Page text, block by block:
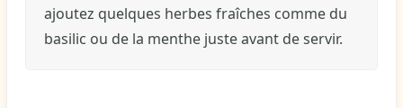
ajoutez quelques herbes fraîches comme du
basilic ou de la menthe juste avant de servir.